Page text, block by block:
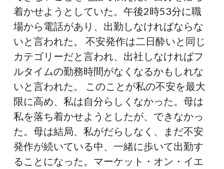
着かせようとしていた。午後2時53分に職
場から電話があり、出勤しなければならな
いと言われた。 不安発作は二日酔いと同じ
カテゴリーだと言われ、出社しなければフ
ルタイムの勤務時間がなくなるかもしれな
いと言われた。 このことが私の不安を最大
限に高め、私は自分らしくなかった。母は
私を落ち着かせようとしたが、できなかっ
た。母は結局、私がだらしなく、まだ不安
発作が続いている中、一緒に歩いて出勤す
ることになった。マーケット・オン・イエ